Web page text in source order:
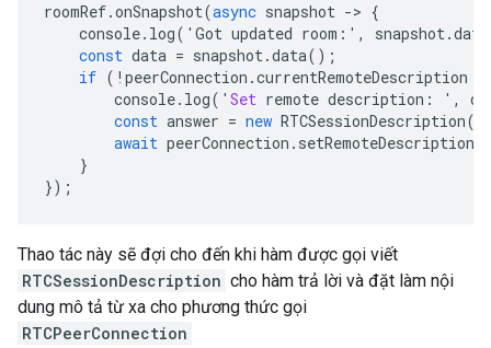
roomRef.onSnapshot(async snapshot -> {
console. log( ' Got updated room : ' , snapshot.data
const data = snapshot.data();
if ( ! peerConnection .currentRemoteDescription
console. log( ' Set remote description : ' ,
const answer = new RTCSessionDescription(
await peerConnection . setRemoteDescription
}
});
Thao tác này sẽ đợi cho đến khi hàm được gọi viết
RTCSessionDescription cho hàm trả lời và đặt làm nội
dung mô tả từ xa cho phương thức gọi
RTCPeerConnection